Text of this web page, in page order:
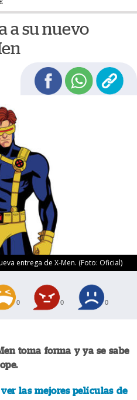
a su nuevo
entrega de X-Men. (Foto: Oficial)
0 0 0
toma forma y ya se sabe
las mejores películas de